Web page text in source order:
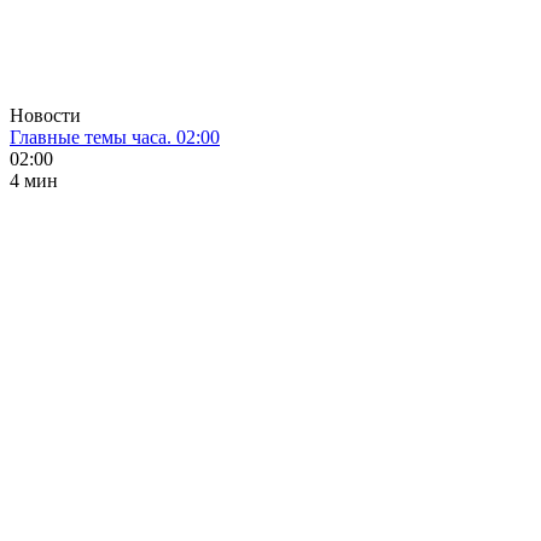
Новости
Главные темы часа. 02:00
02:00
4 мин